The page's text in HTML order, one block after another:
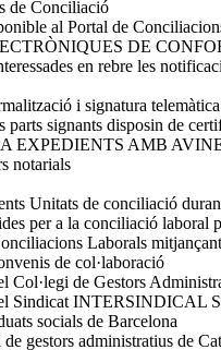
de Conciliació
al Portal de
DE
en rebre les
i signatura
parts signants disposin de
AMB
notarials
Unitats de conciliació
per a la conciliació laboral
Laborals
de col·laboració
Col·legi de Gestors
Sindicat INTERSINDICAL
socials de Barcelona
gestors administratius de